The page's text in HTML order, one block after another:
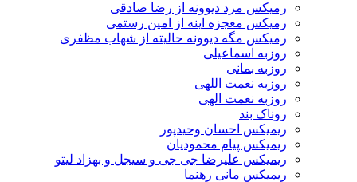
رمیکس مرد دیوونه از رضا صادقی
رمیکس معجزه اینه از امین رستمی
رمیکس مگه دیوونه حالیته از شهاب مظفری
روزبه اسماعیلی
روزبه بمانی
روزبه نعمت اللهی
روزبه نعمت الهی
روناک بند
ریمیکس احسان وحیدپور
ریمیکس پیام محمودیان
ریمیکس علیرضا جی جی و سیجل و بهزاد لیتو
ریمیکس مانی رهنما